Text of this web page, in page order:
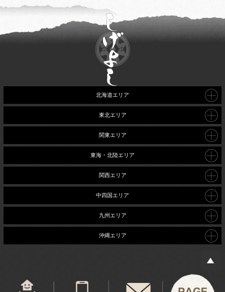
北海道エリア
東北エリア
関東エリア
東海・北陸エリア
関西エリア
中四国エリア
九州エリア
沖縄エリア